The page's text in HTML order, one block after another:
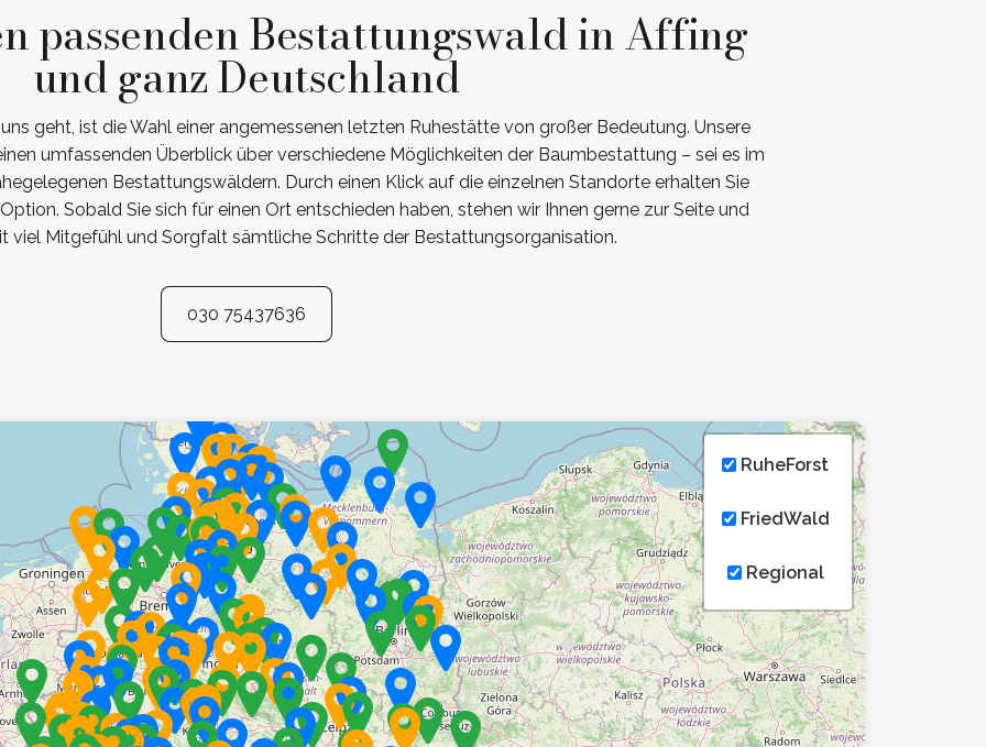
passenden Bestattungswald in Affing
und ganz Deutschland
geht, ist die Wahl einer angemessenen letzten Ruhestätte von großer Bedeutung. Unsere
umfassenden Überblick über verschiedene Möglichkeiten der Baumbestattung – sei es im
Bestattungswäldern. Durch einen Klick auf die einzelnen Standorte erhalten Sie
Sobald Sie sich für einen Ort entschieden haben, stehen wir Ihnen gerne zur Seite und
viel Mitgefühl und Sorgfalt sämtliche Schritte der Bestattungsorganisation.
030 75437636
RuheForst
FriedWald
Regional